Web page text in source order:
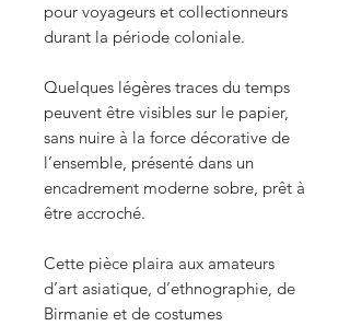
pour voyageurs et collectionneurs
durant la période coloniale.
Quelques légères traces du temps
peuvent être visibles sur le papier,
sans nuire à la force décorative de
l’ensemble, présenté dans un
encadrement moderne sobre, prêt à
être accroché.
Cette pièce plaira aux amateurs
d’art asiatique, d’ethnographie, de
Birmanie et de costumes